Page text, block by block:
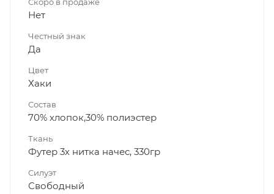
Скоро в продаже
Нет
Честный знак
Да
Цвет
Хаки
Состав
70% хлопок,30% полиэстер
Ткань
Футер 3х нитка начес, 330гр
Силуэт
Свободный